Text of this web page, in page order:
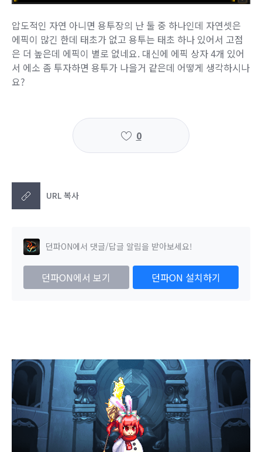
압도적인 자연 아니면 용투장의 난 둘 중 하나인데 자연셋은
에픽이 많긴 한데 태초가 없고 용투는 태초 하나 있어서 고점
은 더 높은데 에픽이 별로 없네요. 대신에 에픽 상자 4개 있어
서 에소 좀 투자하면 용투가 나을거 같은데 어떻게 생각하시나
요?
0
URL 복사
던파ON에서 댓글/답글 알림을 받아보세요!
던파ON에서 보기 던파ON 설치하기